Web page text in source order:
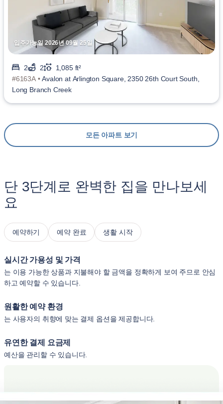
입주가능일 2026년 09월 25일
2 2
1,085 ft²
#6163A •Avalon at Arlington Square, 2350 26th Court South,
Long Branch Creek
모든 아파트 보기
단 3단계로 완벽한 집을 만나보세
요
예약하기 예약 완료 생활 시작
실시간 가용성 및 가격
는 이용 가능한 상품과 지불해야 할 금액을 정확하게 보여 주므로 안심
하고 예약할 수 있습니다.
원활한 예약 환경
는 사용자의 취향에 맞는 결제 옵션을 제공합니다.
유연한 결제 요금제
예산을 관리할 수 있습니다.